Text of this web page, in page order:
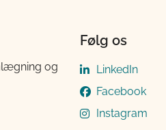
og
Følg os
LinkedIn
Facebook
Instagram